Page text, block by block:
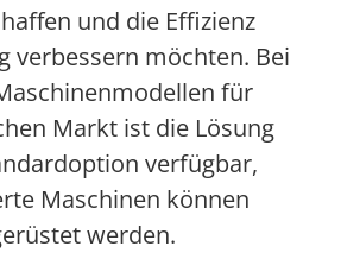
und die Effizienz
verbessern möchten. Bei
für
Markt ist die Lösung
verfügbar,
Maschinen können
werden.